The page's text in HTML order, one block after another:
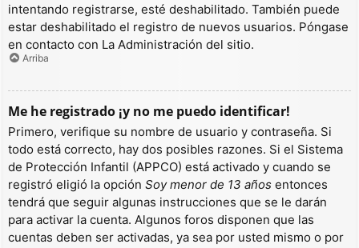
intentando registrarse, esté deshabilitado. También puede
estar deshabilitado el registro de nuevos usuarios. Póngase
en contacto con La Administración del sitio.
Arriba
Me he registrado ¡y no me puedo identificar!
Primero, verifique su nombre de usuario y contraseña. Si
todo está correcto, hay dos posibles razones. Si el Sistema
de Protección Infantil (APPCO) está activado y cuando se
registró eligió la opción Soy menor de 13 años entonces
tendrá que seguir algunas instrucciones que se le darán
para activar la cuenta. Algunos foros disponen que las
cuentas deben ser activadas, ya sea por usted mismo o por